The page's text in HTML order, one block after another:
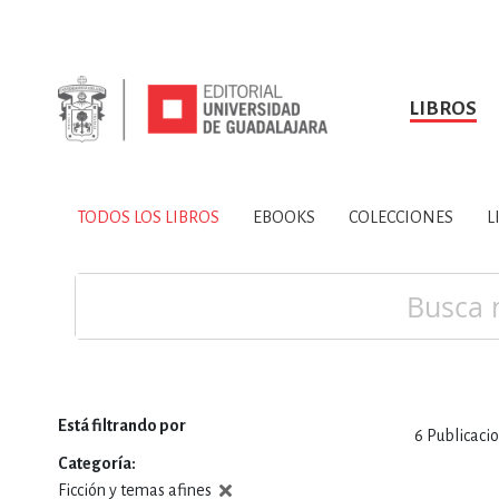
LIBROS
TODOS LOS LIBROS
SOBRE NOSOTROS HISTORIA
CIENCIAS DE LA
TODOS LOS LIBROS EBOOKS COLECCIONES
6
Está filtrando por
Categoría
Ficción y temas afines